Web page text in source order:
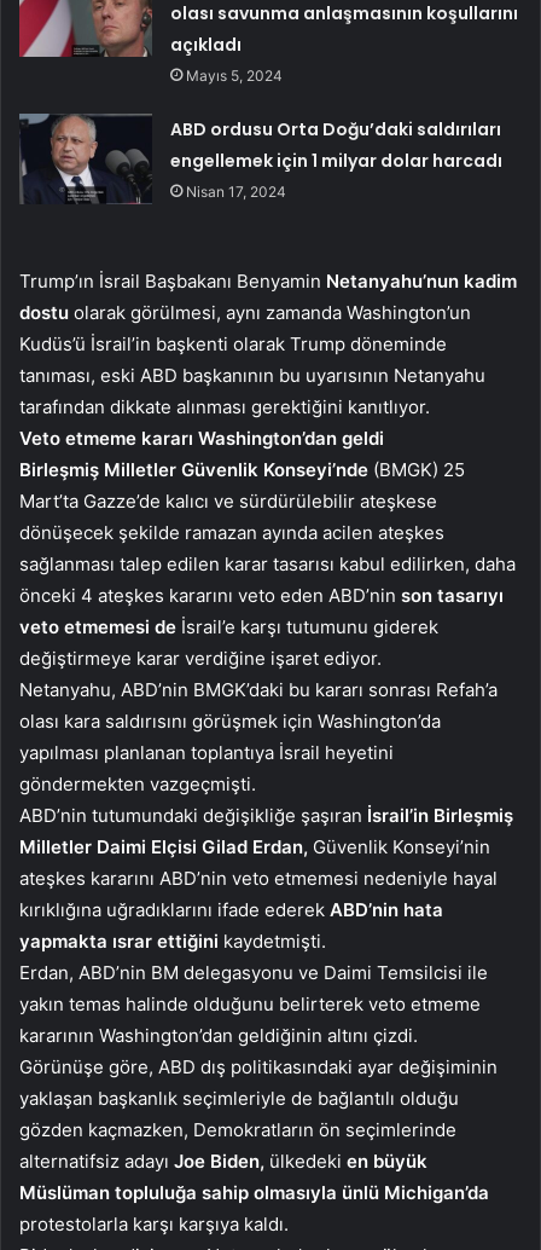
olası savunma anlaşmasının koşullarını
açıkladı
Mayıs 5, 2024
ABD ordusu Orta Doğu’daki saldırıları
engellemek için 1 milyar dolar harcadı
Nisan 17, 2024
Trump’ın İsrail Başbakanı Benyamin Netanyahu’nun kadim
dostu olarak görülmesi, aynı zamanda Washington’un
Kudüs’ü İsrail’in başkenti olarak Trump döneminde
tanıması, eski ABD başkanının bu uyarısının Netanyahu
tarafından dikkate alınması gerektiğini kanıtlıyor.
Veto etmeme kararı Washington’dan geldi
Birleşmiş Milletler Güvenlik Konseyi’nde (BMGK) 25
Mart’ta Gazze’de kalıcı ve sürdürülebilir ateşkese
dönüşecek şekilde ramazan ayında acilen ateşkes
sağlanması talep edilen karar tasarısı kabul edilirken, daha
önceki 4 ateşkes kararını veto eden ABD’nin son tasarıyı
veto etmemesi de İsrail’e karşı tutumunu giderek
değiştirmeye karar verdiğine işaret ediyor.
Netanyahu, ABD’nin BMGK’daki bu kararı sonrası Refah’a
olası kara saldırısını görüşmek için Washington’da
yapılması planlanan toplantıya İsrail heyetini
göndermekten vazgeçmişti.
ABD’nin tutumundaki değişikliğe şaşıran İsrail’in Birleşmiş
Milletler Daimi Elçisi Gilad Erdan, Güvenlik Konseyi’nin
ateşkes kararını ABD’nin veto etmemesi nedeniyle hayal
kırıklığına uğradıklarını ifade ederek ABD’nin hata
yapmakta ısrar ettiğini kaydetmişti.
Erdan, ABD’nin BM delegasyonu ve Daimi Temsilcisi ile
yakın temas halinde olduğunu belirterek veto etmeme
kararının Washington’dan geldiğinin altını çizdi.
Görünüşe göre, ABD dış politikasındaki ayar değişiminin
yaklaşan başkanlık seçimleriyle de bağlantılı olduğu
gözden kaçmazken, Demokratların ön seçimlerinde
alternatifsiz adayı Joe Biden, ülkedeki en büyük
Müslüman topluluğa sahip olmasıyla ünlü Michigan’da
protestolarla karşı karşıya kaldı.